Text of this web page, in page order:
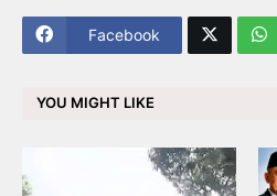
Facebook
YOU MIGHT LIKE